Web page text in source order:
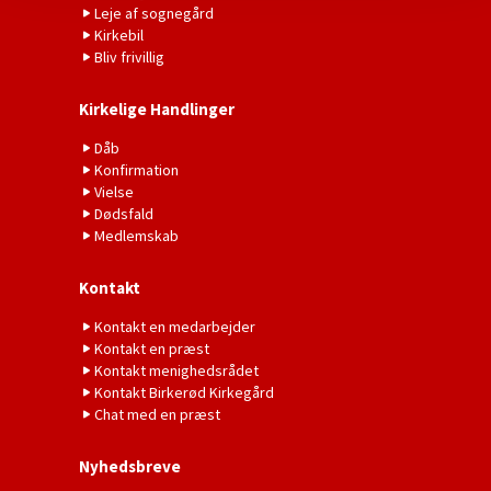
Leje af sognegård
Kirkebil
Bliv frivillig
Kirkelige Handlinger
Dåb
Konfirmation
Vielse
Dødsfald
Medlemskab
Kontakt
Kontakt en medarbejder
Kontakt en præst
Kontakt menighedsrådet
Kontakt Birkerød Kirkegård
Chat med en præst
Nyhedsbreve